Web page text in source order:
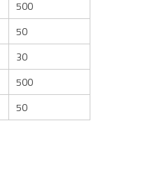
500
50
30
500
50